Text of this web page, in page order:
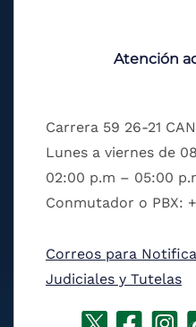
Atención
Carrera 59 26-21
Lunes a viernes de
02:00 p.m – 05:00
Conmutador o PBX:
Correos para
Judiciales y Tutelas